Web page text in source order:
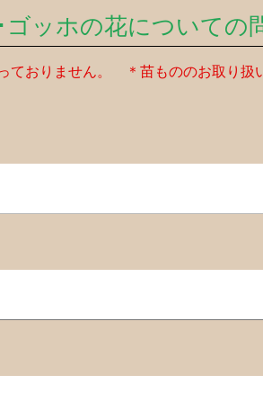
ゴッホの花についての
ておりません。 ＊苗もののお取り扱